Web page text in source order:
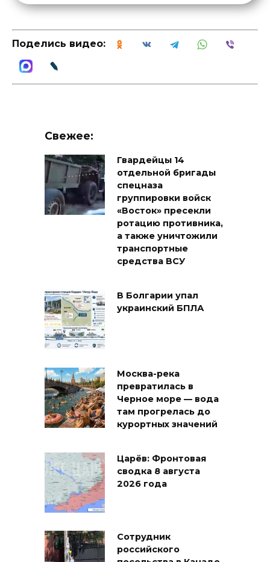
Поделись видео:
Свежее:
Гвардейцы 14
отдельной бригады
спецназа
группировки войск
«Восток» пресекли
ротацию противника,
а также уничтожили
транспортные
средства ВСУ
В Болгарии упал
украинский БПЛА
Москва-река
превратилась в
Черное море — вода
там прогрелась до
курортных значений
Царёв: Фронтовая
сводка 8 августа
2026 года
Сотрудник
российского